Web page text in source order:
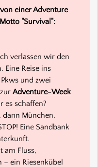
einer Adventure
"Survival":
verlassen wir den
Eine Reise ins
und zwei
Adventure-Week
schaffen?
dann München,
Eine Sandbank
am Fluss,
– ein Riesenkübel